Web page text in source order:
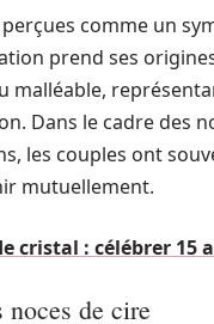
comme un
prend ses
Dans le cadre des
les couples ont
mutuellement.
cristal : célébrer 15
noces de cire